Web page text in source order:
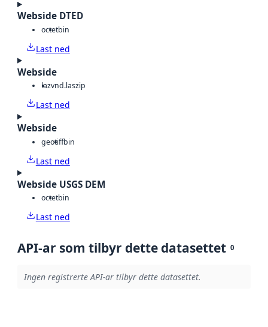
Webside DTED
octetbin
Last ned
Webside
lazvnd.laszip
Last ned
Webside
geotiffbin
Last ned
Webside USGS DEM
octetbin
Last ned
API-ar som tilbyr dette datasettet 0
Ingen registrerte API-ar tilbyr dette datasettet.